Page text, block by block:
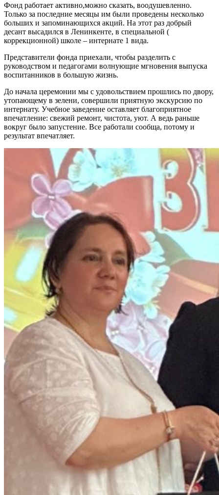
Фонд работает активно,можно сказать, воодушевленно.
Только за последние месяцы им были проведены несколько
больших и запоминающихся акций. На этот раз добрый
десант высадился в Ленинкенте, в специальной (
коррекционной) школе – интернате 1 вида.
Представители фонда приехали, чтобы разделить с
руководством и педагогами волнующие мгновения выпуска
воспитанников в большую жизнь.
До начала церемонии мы с удовольствием прошлись по двору,
утопающему в зелени, совершили приятную экскурсию по
интернату. Учебное заведение оставляет благоприятное
впечатление: свежий ремонт, чистота, уют. А ведь раньше
вокруг было запустение. Все работали сообща, потому и
результат впечатляет.